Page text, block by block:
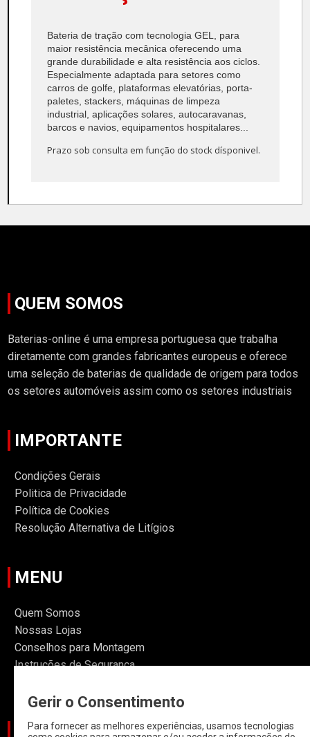
Bateria de tração com tecnologia GEL, para
maior resistência mecânica oferecendo uma
grande durabilidade e alta resistência aos ciclos.
Especialmente adaptada para setores como
carros de golfe, plataformas elevatórias, porta-
paletes, stackers, máquinas de limpeza
industrial, aplicações solares, autocaravanas,
barcos e navios, equipamentos hospitalares...
Prazo sob consulta em função do stock dísponivel.
QUEM SOMOS
Baterias-online é uma empresa portuguesa que trabalha
diretamente com grandes fabricantes europeus e oferece
uma seleção de baterias de qualidade de origem para todos
os setores automóveis assim como os setores industriais
IMPORTANTE
Condições Gerais
Politica de Privacidade
Política de Cookies
Resolução Alternativa de Litígios
MENU
Quem Somos
Nossas Lojas
Conselhos para Montagem
Instruções de Segurança
CATEGORIAS
Gerir o Consentimento
Para fornecer as melhores experiências, usamos tecnologias